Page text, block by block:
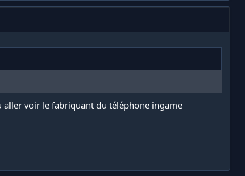
voir le fabriquant du téléphone ingame